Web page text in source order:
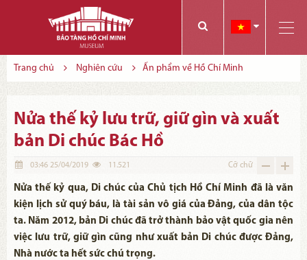
Trang chủ Nghiên cứu Ấn phẩm về Hồ Chí Minh
Nửa thế kỷ lưu trữ, giữ gìn và xuất
bản Di chúc Bác Hồ
03:46 25/04/2019 11.521 Cỡ chữ
Nửa thế kỷ qua, Di chúc của Chủ tịch Hồ Chí Minh đã là văn
kiện lịch sử quý báu, là tài sản vô giá của Đảng, của dân tộc
ta. Năm 2012, bản Di chúc đã trở thành bảo vật quốc gia nên
việc lưu trữ, giữ gìn cũng như xuất bản Di chúc được Đảng,
Nhà nước ta hết sức chú trọng.